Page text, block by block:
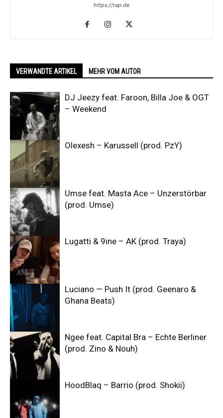
https://rap.de
VERWANDTE ARTIKEL MEHR VOM AUTOR
DJ Jeezy feat. Faroon, Billa Joe & OGT
– Weekend
Olexesh – Karussell (prod. PzY)
Umse feat. Masta Ace – Unzerstörbar
(prod. Umse)
Lugatti & 9ine – AK (prod. Traya)
Luciano — Push It (prod. Geenaro &
Ghana Beats)
Ngee feat. Capital Bra – Echte Berliner
(prod. Zino & Nouh)
HoodBlaq – Barrio (prod. Shokii)